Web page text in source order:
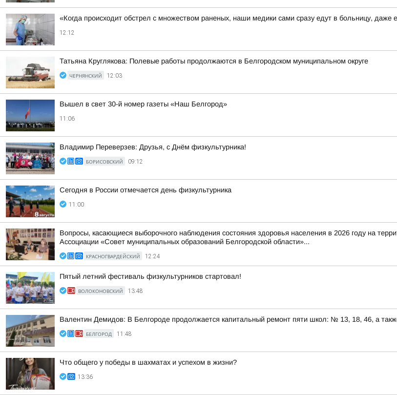
«Когда происходит обстрел с множеством раненых, наши медики сами сразу едут в больницу, даже
12:12
Татьяна Круглякова: Полевые работы продолжаются в Белгородском муниципальном округе
ЧЕРНЯНСКИЙ 12:03
Вышел в свет 30-й номер газеты «Наш Белгород»
11:06
Владимир Переверзев: Друзья, с Днём физкультурника!
БОРИСОВСКИЙ 09:12
Сегодня в России отмечается день физкультурника
11:00
Вопросы, касающиеся выборочного наблюдения состояния здоровья населения в 2026 году на
Ассоциации «Совет муниципальных образований Белгородской области»...
КРАСНОГВАРДЕЙСКИЙ 12:24
Пятый летний фестиваль физкультурников стартовал!
ВОЛОКОНОВСКИЙ 13:48
Валентин Демидов: В Белгороде продолжается капитальный ремонт пяти школ: № 13, 18, 46, а
БЕЛГОРОД 11:48
Что общего у победы в шахматах и успехом в жизни?
13:36